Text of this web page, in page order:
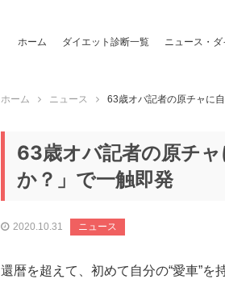
ホーム ダイエット診断一覧 ニュース・
ホーム ニュース 63歳オバ記者の原チャに
63歳オバ記者の原チ
か？」で一触即発
2020.10.31 ニュース
還暦を超えて、初めて自分の“愛車”を